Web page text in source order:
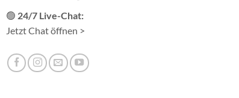
🟢 24/7 Live-Chat:
Jetzt Chat öffnen >